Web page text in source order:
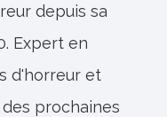
depuis sa
Expert en
d'horreur et
prochaines